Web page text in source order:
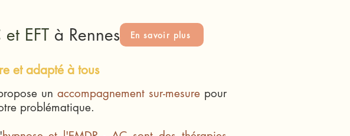
et EFT à Rennes En savoir plus
et adapté à tous
unaccompagnement sur-mesure pour
problématique.